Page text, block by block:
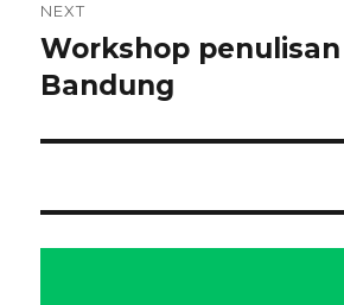
NEXT
Next
post:
Workshop
Bandung